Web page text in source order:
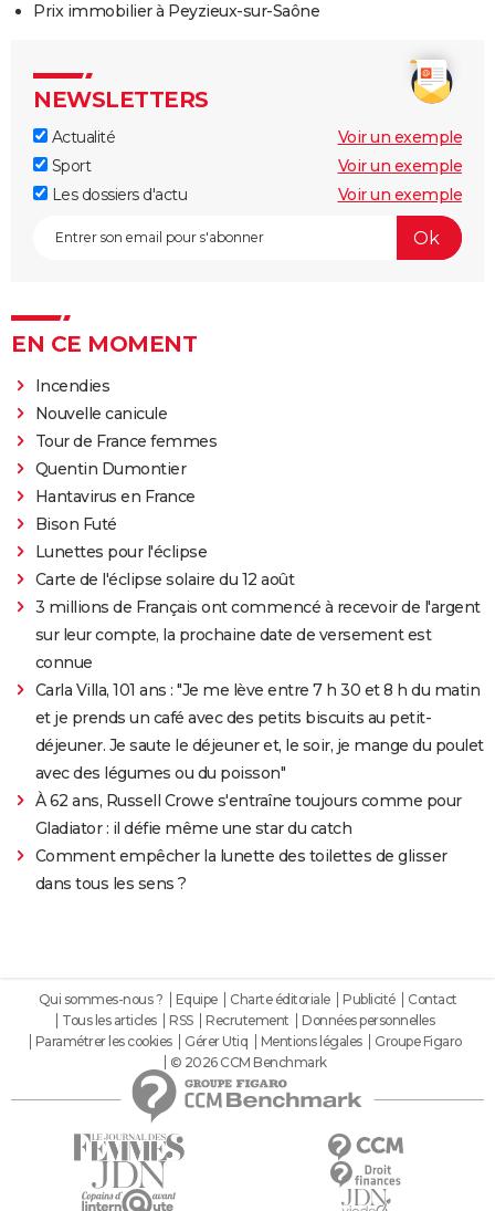
Prix immobilier à Peyzieux-sur-Saône
NEWSLETTERS
Actualité
Voir un exemple
Sport
Voir un exemple
Les dossiers d'actu
Voir un exemple
EN CE MOMENT
Incendies
Nouvelle canicule
Tour de France femmes
Quentin Dumontier
Hantavirus en France
Bison Futé
Lunettes pour l'éclipse
Carte de l'éclipse solaire du 12 août
3 millions de Français ont commencé à recevoir de l'argent
sur leur compte, la prochaine date de versement est
connue
Carla Villa, 101 ans : "Je me lève entre 7 h 30 et 8 h du matin
et je prends un café avec des petits biscuits au petit-
déjeuner. Je saute le déjeuner et, le soir, je mange du poulet
avec des légumes ou du poisson"
À 62 ans, Russell Crowe s'entraîne toujours comme pour
Gladiator : il défie même une star du catch
Comment empêcher la lunette des toilettes de glisser
dans tous les sens ?
Qui sommes-nous ? Equipe Charte éditoriale Publicité
Contact
Tous les articles
RSS Recrutement
Données personnelles
Paramétrer les cookies
Gérer Utiq Mentions légales
Groupe Figaro
© 2026 CCM Benchmark